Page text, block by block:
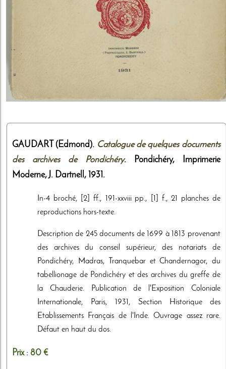
GAUDART (Edmond). Catalogue de quelques documents
des archives de Pondichéry. Pondichéry,
Imprimerie
Moderne, J. Dartnell , 1931 .
In-4 broché, [2] ff., 191-xxviii pp., [1] f., 21 planches de
reproductions hors-texte.
Description de 245 documents de 1699 à 1813 provenant
des archives du conseil supérieur, des notariats de
Pondichéry, Madras, Tranquebar et Chandernagor, du
tabellionage de Pondichéry et des archives du greffe de
la Chauderie. Publication de l'Exposition Coloniale
Internationale, Paris, 1931, Section Historique des
Etablissements Français de l'Inde. Ouvrage assez rare.
Défaut en haut du dos.
Prix : 80 €